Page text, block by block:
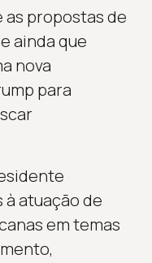
propostas de
ainda que
nova
para
atuação de
em temas